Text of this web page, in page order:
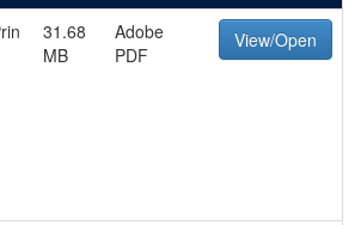
31.68
MB
Adobe
PDF
View/Open